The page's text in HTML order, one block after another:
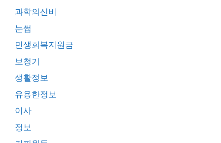
과학의신비
눈썹
민생회복지원금
보청기
생활정보
유용한정보
이사
정보